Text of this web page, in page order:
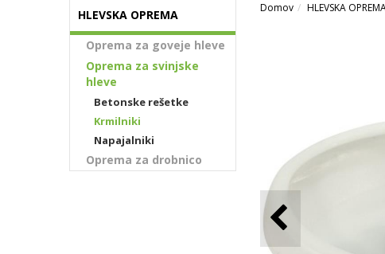
HLEVSKA OPREMA
Oprema za goveje hleve
Oprema za svinjske
hleve
Betonske rešetke
Krmilniki
Napajalniki
Oprema za drobnico
Domov HLEVSKA